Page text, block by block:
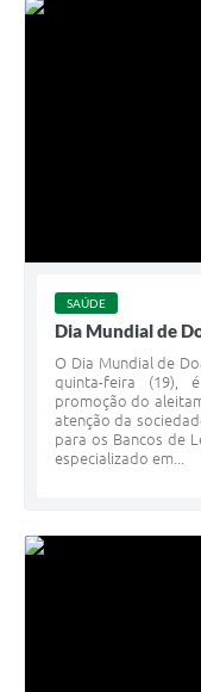
SAÚDE
Dia Mundial de
O Dia Mundial de
quinta-feira (19),
promoção do
atenção da
para os Bancos de
especializado em...